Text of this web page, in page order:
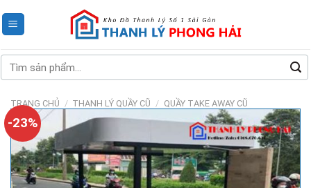
to
Tìm
kiếm:
TRANG CHỦ / THANH LÝ QUẦY CŨ / QUẦY TAKE AWAY CŨ
-23%